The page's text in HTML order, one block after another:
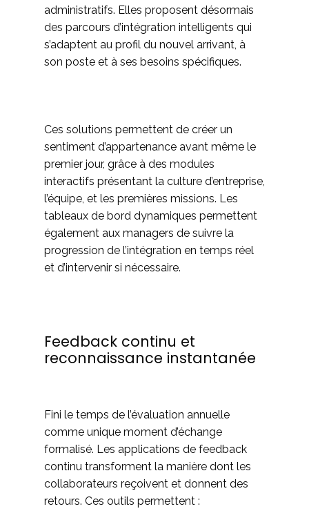
administratifs. Elles proposent désormais
des parcours d’intégration intelligents qui
s’adaptent au profil du nouvel arrivant, à
son poste et à ses besoins spécifiques.
Ces solutions permettent de créer un
sentiment d’appartenance avant même le
premier jour, grâce à des modules
interactifs présentant la culture d’entreprise,
l’équipe, et les premières missions. Les
tableaux de bord dynamiques permettent
également aux managers de suivre la
progression de l’intégration en temps réel
et d’intervenir si nécessaire.
Feedback continu et
reconnaissance instantanée
Fini le temps de l’évaluation annuelle
comme unique moment d’échange
formalisé. Les applications de feedback
continu transforment la manière dont les
collaborateurs reçoivent et donnent des
retours. Ces outils permettent :